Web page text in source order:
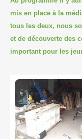
mis en place à la
tous les deux, nous
et de découverte des
important pour les